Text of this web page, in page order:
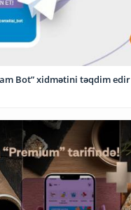
Bot” xidmətini təqdim edir